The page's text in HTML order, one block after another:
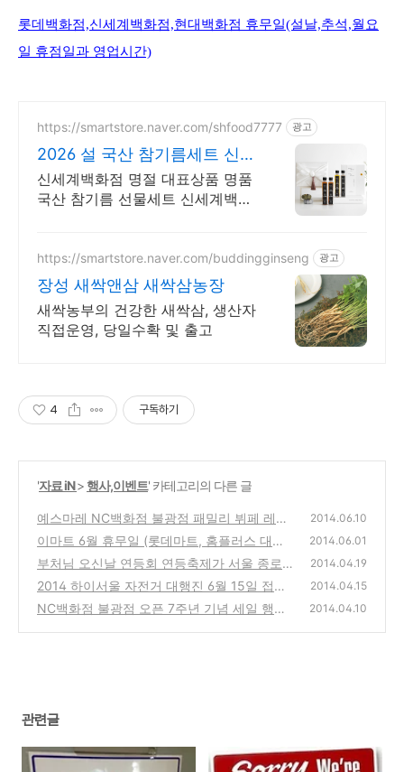
롯데백화점,신세계백화점,현대백화점 휴무일(설날,추석,월요
일 휴점일과 영업시간)
https://smartstore.naver.com/shfood7777 광고
2026 설 국산 참기름세트 신세
계백화점 명절 대표상품
신세계백화점 명절 대표상품 명품
국산 참기름 선물세트 신세계백화
https://smartstore.naver.com/buddingginseng 광고
장성 새싹앤삼 새싹삼농장
새싹농부의 건강한 새싹삼, 생산자
직접운영, 당일수확 및 출고
4 구독하기
'자료 iN> 행사,이벤트' 카테고리의 다른 글
예스마레 NC백화점 불광점 패밀리 뷔페 레스
토랑 폐업, 휴업 정보
(0)
2014.06.10
이마트 6월 휴무일 (롯데마트, 홈플러스 대형
마트 정기휴점일 안내)
(0)
2014.06.01
부처님 오신날 연등회 연등축제가 서울 종로
조계사 부근에서 행사 개최-4월 25,26,27일
(0)
2014.04.19
2014 하이서울 자전거 대행진 6월 15일 접수
중-잔차로 강변북로를 신나게 달릴수 있는 행
2014.04.15
NC백화점 불광점 오픈 7주년 기념 세일 행사,
2014.04.10
관련글